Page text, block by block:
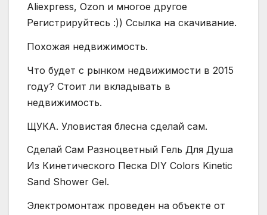
Aliexpress, Ozon и многое другое
Регистрируйтесь :)) Ссылка на скачивание.
Похожая недвижимость.
Что будет с рынком недвижимости в 2015
году? Стоит ли вкладывать в
недвижимость.
ЩУКА. Уловистая блесна сделай сам.
Сделай Сам Разноцветный Гель Для Душа
Из Кинетического Песка DIY Colors Kinetic
Sand Shower Gel.
Электромонтаж проведен на объекте от